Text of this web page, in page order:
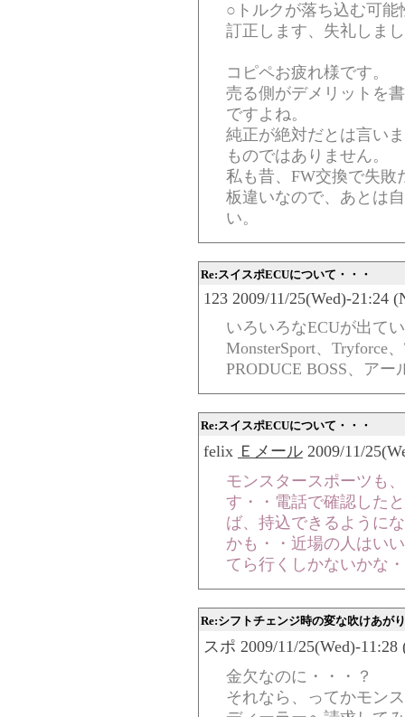
○トルクが落ち込む可能
訂正します、失礼しま
コピペお疲れ様です。
売る側がデメリットを
ですよね。
純正が絶対だとは言い
ものではありません。
私も昔、FW交換で失敗
板違いなので、あとは
い。
Re:スイスポECUについて・・・
123 2009/11/25(Wed)-21:24
いろいろなECUが出て
MonsterSport、Tryforce
PRODUCE BOSS、ア
Re:スイスポECUについて・・・
felix Ｅメール 2009/11/
モンスタースポーツも
す・・電話で確認した
ば、持込できるように
かも・・近場の人はい
てら行くしかないかな
Re:シフトチェンジ時の変な吹けあがり
スポ 2009/11/25(Wed)-11:28
金欠なのに・・・？
それなら、ってかモン